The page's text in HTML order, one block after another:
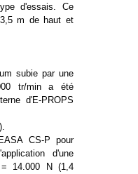
d'essais. Ce
m de haut et
subie par une
tr/min a été
d'E-PROPS
CS-P pour
d'une
14.000 N (1,4